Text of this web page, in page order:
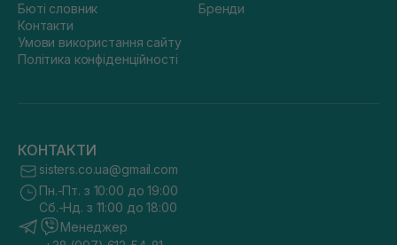
Бюті словник
Контакти
Умови використання сайту
Політика конфіденційності
Бренди
КОНТАКТИ
sisters.co.ua@gmail.com
Пн.-Пт. з 10:00 до 19:00
Сб.-Нд. з 11:00 до 18:00
Менеджер